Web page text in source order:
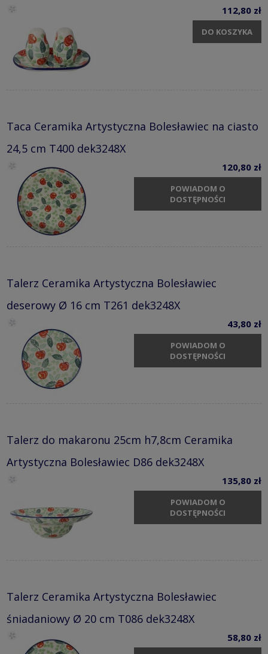
112,80 zł
DO KOSZYKA
Taca Ceramika Artystyczna Bolesławiec na ciasto
24,5 cm T400 dek3248X
120,80 zł
POWIADOM O
DOSTĘPNOŚCI
Talerz Ceramika Artystyczna Bolesławiec
deserowy Ø 16 cm T261 dek3248X
43,80 zł
POWIADOM O
DOSTĘPNOŚCI
Talerz do makaronu 25cm h7,8cm Ceramika
Artystyczna Bolesławiec D86 dek3248X
135,80 zł
POWIADOM O
DOSTĘPNOŚCI
Talerz Ceramika Artystyczna Bolesławiec
śniadaniowy Ø 20 cm T086 dek3248X
58,80 zł